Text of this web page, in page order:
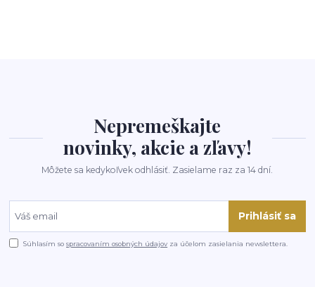
Nepremeškajte
novinky, akcie a zľavy!
Môžete sa kedykoľvek odhlásiť. Zasielame raz za 14 dní.
Prihlásiť sa
Súhlasím sospracovaním osobných údajov za účelom zasielania newslettera.